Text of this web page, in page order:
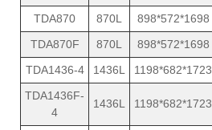
TDA870
870L 898*572*1698
TDA870F
870L 898*572*1698
TDA1436-4
1436L 1198*682*1723
TDA1436F-
4
1436L 1198*682*1723